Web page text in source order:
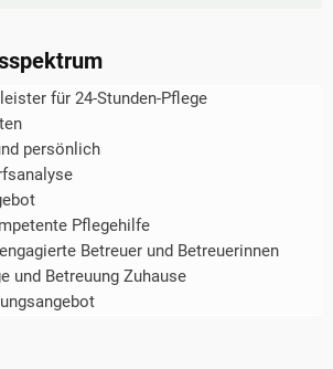
für 24-Stunden-Pflege
persönlich
Pflegehilfe
Betreuer und Betreuerinnen
und Betreuung Zuhause